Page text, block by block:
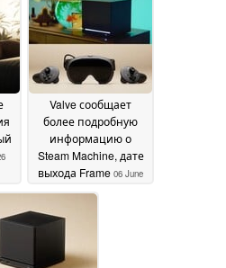
Valve сообщает
более подробную
информацию о
Steam Machine, дате
выхода Frame 06 June
2026